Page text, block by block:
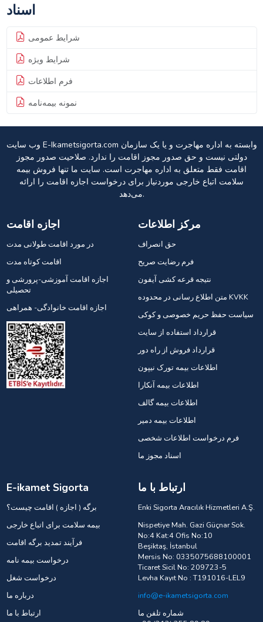
اسناد
شرایط عمومی
شرایط ویژه
فرم اطلاعات
نمونه بیمه‌نامه
وب سایت E-Ikametsigorta.com وابسته به اداره مهاجرت و یا یک سازمان
دولتی نیست و حق صدور مجوز اقامت را ندارد. صلاحیت صدور مجوز
اقامت فقط متعلق به اداره مهاجرت است. سایت ما تنها فروش بیمه
سلامت اتباع خارجی موردنیاز برای درخواست اجازه اقامت را ارائه
می‌دهد.
اجازه اقامت
در مورد اقامت طولانی مدت
اقامت کوتاه مدت
اجازه اقامت آموزشی-پرورشی و
تحصیلی
اجازه اقامت خانوادگی- همراهی
مرکز اطلاعات
حق انصراف
فرم رضایت صریح
نتیجه قرعه کشی آیفون
متن اطلاع رسانی در محدوده KVKK
سیاست حفظ حریم خصوصی و کوکی
قرارداد استفاده از سایت
قرارداد فروش از راه دور
اطلاعات بیمه تورک نیپون
اطلاعات بیمه آنکارا
اطلاعات بیمه گالف
اطلاعات بیمه دمیر
فرم درخواست اطلاعات شخصی
اسناد مجوز ما
E-ikamet Sigorta
برگه ( اجازه ) اقامت چیست؟
بیمه سلامت برای اتباع خارجی
فرآیند تمدید برگه اقامت
درخواست بیمه نامه
درخواست شغل
درباره ما
ارتباط با ما
ارتباط با ما
Enki Sigorta Aracılık Hizmetleri A.Ş.
Nispetiye Mah. Gazi Güçnar Sok.
No:4 Kat:4 Ofis No:10
Beşiktaş, İstanbul
Mersis No: 0335075688100001
Ticaret Sicil No: 209723-5
Levha Kayıt No : T191016-LEL9
info@e-ikametsigorta.com
شماره تلفن ما